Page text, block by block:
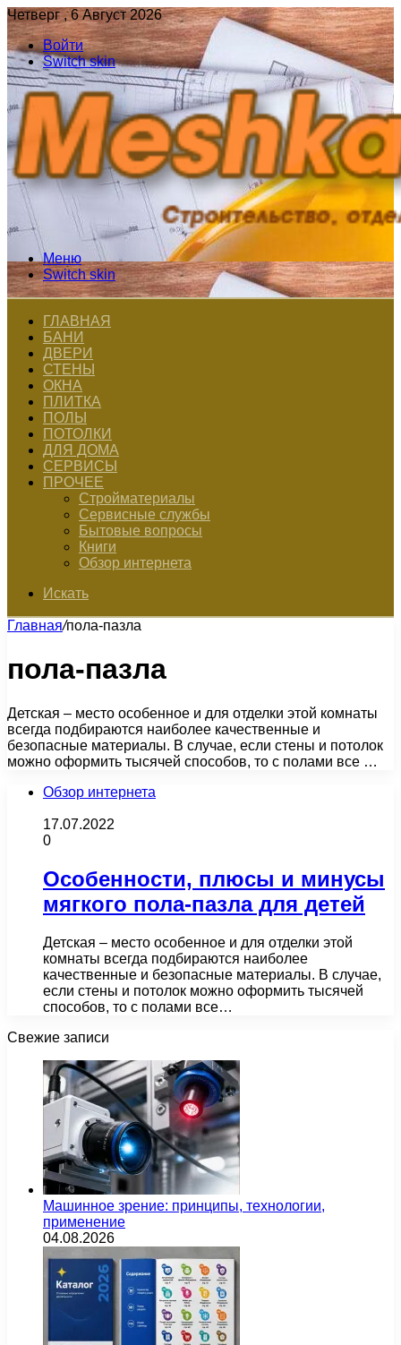
Четверг , 6 Август 2026
Войти
Switch skin
Меню
Switch skin
ГЛАВНАЯ
БАНИ
ДВЕРИ
СТЕНЫ
ОКНА
ПЛИТКА
ПОЛЫ
ПОТОЛКИ
ДЛЯ ДОМА
СЕРВИСЫ
ПРОЧЕЕ
Стройматериалы
Сервисные службы
Бытовые вопросы
Книги
Обзор интернета
Искать
Главная/пола-пазла
пола-пазла
Детская – место особенное и для отделки этой комнаты
всегда подбираются наиболее качественные и
безопасные материалы. В случае, если стены и потолок
можно оформить тысячей способов, то с полами все …
Обзор интернета
17.07.2022
0
Особенности, плюсы и минусы
мягкого пола-пазла для детей
Детская – место особенное и для отделки этой
комнаты всегда подбираются наиболее
качественные и безопасные материалы. В случае,
если стены и потолок можно оформить тысячей
способов, то с полами все…
Свежие записи
Машинное зрение: принципы, технологии,
применение
04.08.2026